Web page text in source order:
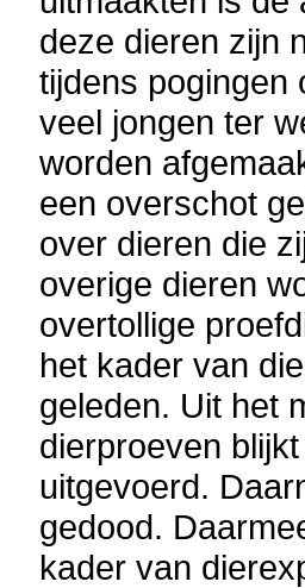
deze dieren zijn
tijdens pogingen
veel jongen ter
worden
een overschot
over dieren die
overige dieren
overtollige
het kader van
geleden. Uit het
dierproeven
uitgevoerd.
gedood.
kader van